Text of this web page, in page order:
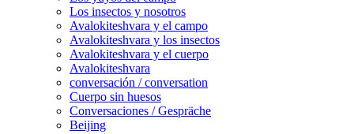
Los insectos y nosotros
Avalokiteshvara y el campo
Avalokiteshvara y los insectos
Avalokiteshvara y el cuerpo
Avalokiteshvara
conversación / conversation
Cuerpo sin huesos
Conversaciones / Gespräche
Beijing